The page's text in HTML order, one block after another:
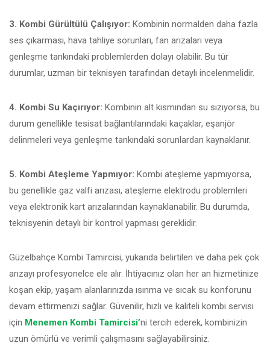
3. Kombi Gürültülü Çalışıyor: Kombinin normalden daha fazla
ses çıkarması, hava tahliye sorunları, fan arızaları veya
genleşme tankındaki problemlerden dolayı olabilir. Bu tür
durumlar, uzman bir teknisyen tarafından detaylı incelenmelidir.
4. Kombi Su Kaçırıyor: Kombinin alt kısmından su sızıyorsa, bu
durum genellikle tesisat bağlantılarındaki kaçaklar, eşanjör
delinmeleri veya genleşme tankındaki sorunlardan kaynaklanır.
5. Kombi Ateşleme Yapmıyor: Kombi ateşleme yapmıyorsa,
bu genellikle gaz valfi arızası, ateşleme elektrodu problemleri
veya elektronik kart arızalarından kaynaklanabilir. Bu durumda,
teknisyenin detaylı bir kontrol yapması gereklidir.
Güzelbahçe Kombi Tamircisi, yukarıda belirtilen ve daha pek çok
arızayı profesyonelce ele alır. İhtiyacınız olan her an hizmetinize
koşan ekip, yaşam alanlarınızda ısınma ve sıcak su konforunu
devam ettirmenizi sağlar. Güvenilir, hızlı ve kaliteli kombi servisi
için Menemen Kombi Tamircisi’ni tercih ederek, kombinizin
uzun ömürlü ve verimli çalışmasını sağlayabilirsiniz.